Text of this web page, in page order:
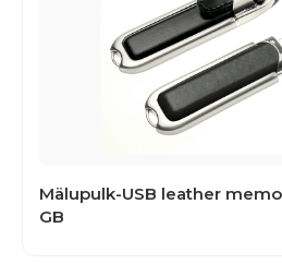
Mälupulk-USB leather
GB